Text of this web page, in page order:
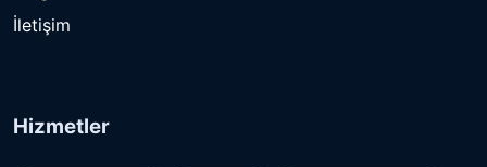
İletişim
Hizmetler